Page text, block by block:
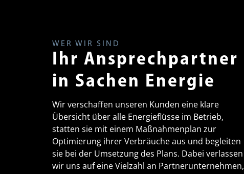
WER WIR SIND
Ihr Ansprechpartner
in Sachen Energie
Wir verschaffen unseren Kunden eine klare
Übersicht über alle Energieflüsse im Betrieb,
statten sie mit einem Maßnahmenplan zur
Optimierung ihrer Verbräuche aus und begleiten
sie bei der Umsetzung des Plans. Dabei verlassen
wir uns auf eine Vielzahl an Partnerunternehmen,